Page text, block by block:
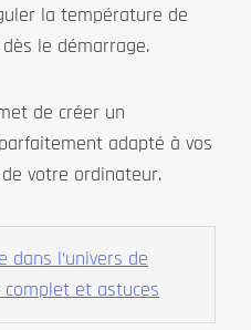
la température de
le démarrage.
de créer un
adapté à vos
votre ordinateur.
dans l’univers de
complet et astuces